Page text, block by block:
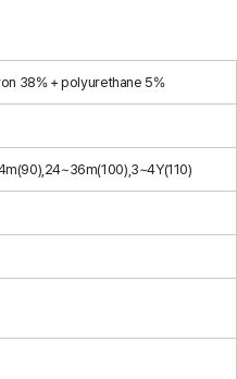
38% + polyurethane 5%